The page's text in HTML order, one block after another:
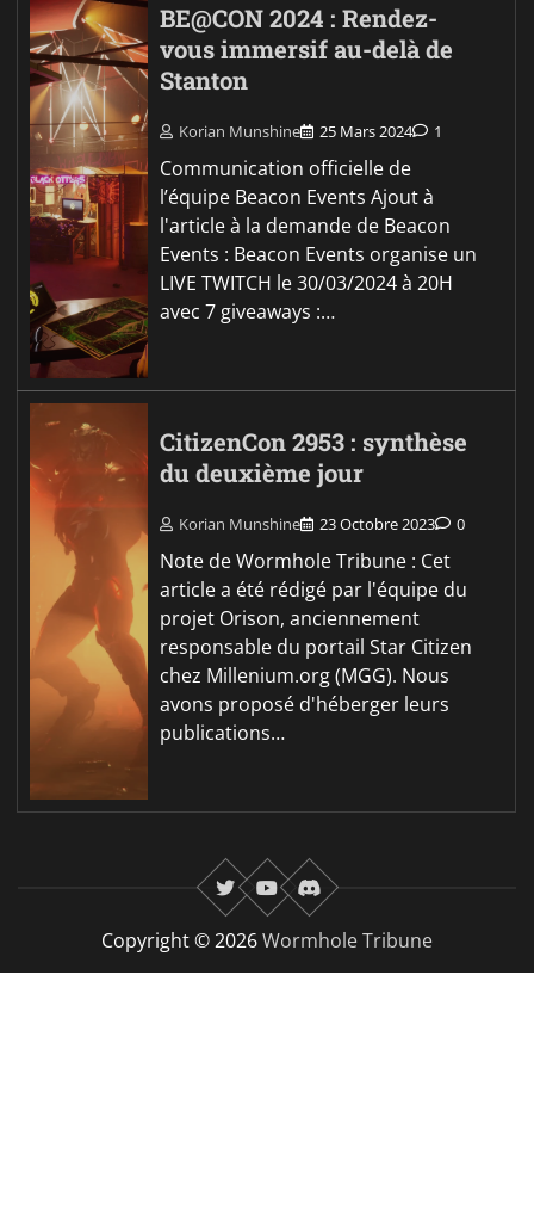
BE@CON 2024 : Rendez-
vous immersif au-delà de
Stanton
Korian Munshine 25 Mars 2024 1
Communication officielle de
l’équipe Beacon Events Ajout à
l'article à la demande de Beacon
Events : Beacon Events organise un
LIVE TWITCH le 30/03/2024 à 20H
avec 7 giveaways :…
CitizenCon 2953 : synthèse
du deuxième jour
Korian Munshine 23 Octobre 2023 0
Note de Wormhole Tribune : Cet
article a été rédigé par l'équipe du
projet Orison, anciennement
responsable du portail Star Citizen
chez Millenium.org (MGG). Nous
avons proposé d'héberger leurs
publications…
twitteryoutubeDiscord
Copyright © 2026Wormhole Tribune